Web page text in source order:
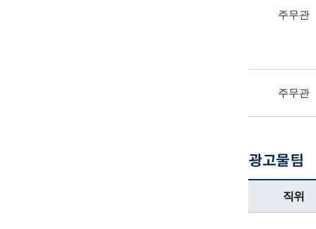
주무관
주무관
광고물팀
광고물팀업무담당자의 정보로 직위, 전화번호, 담당업무를 안내하고 있습니다
직위